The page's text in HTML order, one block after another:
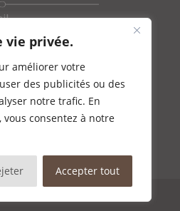
vie privée.
améliorer votre
des publicités ou des
notre trafic. En
consentez à notre
Accepter tout